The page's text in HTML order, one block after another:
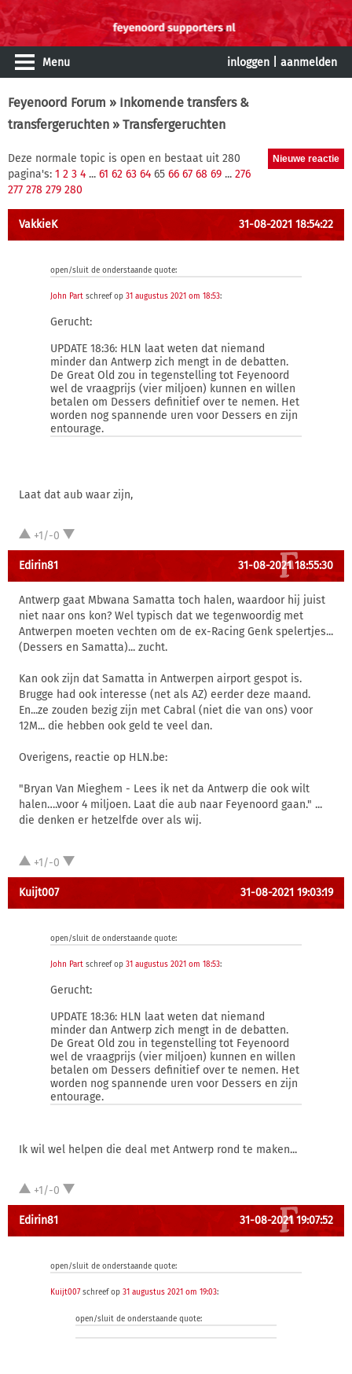
Menu inloggen aanmelden
Feyenoord Forum » Inkomende transfers &
transfergeruchten » Transfergeruchten
Deze normale topic is open en bestaat uit 280
pagina's: 1 2 3 4 ... 61 62 63 64 65 66 67 68 69 ... 276
277 278 279 280
VakkieK 31-08-2021 18:54:22
open/sluit de onderstaande quote:
John Part schreef op 31 augustus 2021 om 18:53:
Gerucht:
UPDATE 18:36: HLN laat weten dat niemand
minder dan Antwerp zich mengt in de debatten.
De Great Old zou in tegenstelling tot Feyenoord
wel de vraagprijs (vier miljoen) kunnen en willen
betalen om Dessers definitief over te nemen. Het
worden nog spannende uren voor Dessers en zijn
entourage.
Laat dat aub waar zijn,
+1/-0
Edirin81 31-08-2021 18:55:30
Antwerp gaat Mbwana Samatta toch halen, waardoor hij juist
niet naar ons kon? Wel typisch dat we tegenwoordig met
Antwerpen moeten vechten om de ex-Racing Genk spelertjes...
(Dessers en Samatta)... zucht.
Kan ook zijn dat Samatta in Antwerpen airport gespot is.
Brugge had ook interesse (net als AZ) eerder deze maand.
En...ze zouden bezig zijn met Cabral (niet die van ons) voor
12M... die hebben ook geld te veel dan.
Overigens, reactie op HLN.be:
"Bryan Van Mieghem - Lees ik net da Antwerp die ook wilt
halen….voor 4 miljoen. Laat die aub naar Feyenoord gaan." ...
die denken er hetzelfde over als wij.
+1/-0
Kuijt007 31-08-2021 19:03:19
open/sluit de onderstaande quote:
John Part schreef op 31 augustus 2021 om 18:53:
Gerucht:
UPDATE 18:36: HLN laat weten dat niemand
minder dan Antwerp zich mengt in de debatten.
De Great Old zou in tegenstelling tot Feyenoord
wel de vraagprijs (vier miljoen) kunnen en willen
betalen om Dessers definitief over te nemen. Het
worden nog spannende uren voor Dessers en zijn
entourage.
Ik wil wel helpen die deal met Antwerp rond te maken...
+1/-0
Edirin81 31-08-2021 19:07:52
open/sluit de onderstaande quote:
Kuijt007schreef op 31 augustus 2021 om 19:03:
open/sluit de onderstaande quote: